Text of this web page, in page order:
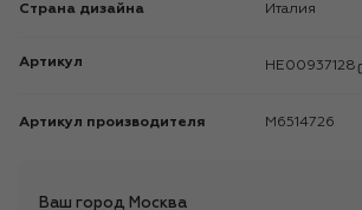
Страна дизайна Италия
Артикул HE00937128
Артикул производителя M6514726
Ваш город Москва